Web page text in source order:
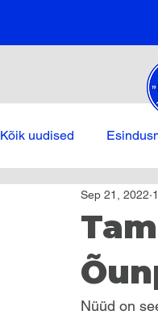
Kõik uudised
Sep 21, 2022
Nüüd on